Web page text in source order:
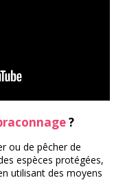
?
ou de pêcher de
espèces protégées,
utilisant des moyens